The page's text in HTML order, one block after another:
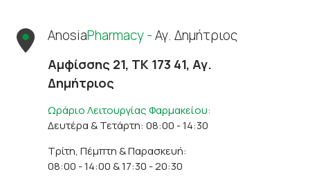
AnosiaPharmacy -Αγ. Δημήτριος
Αμφίσσης 21, ΤΚ 173 41, Αγ.
Δημήτριος
Ωράριο Λειτουργίας Φαρμακείου:
Δευτέρα & Τετάρτη: 08:00 - 14:30
Τρίτη, Πέμπτη & Παρασκευή:
08:00 - 14:00 & 17:30 - 20:30